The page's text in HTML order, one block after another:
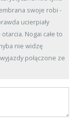
swoje robi -
ucierpiały
Nogai całe to
nie widzę
połączone ze